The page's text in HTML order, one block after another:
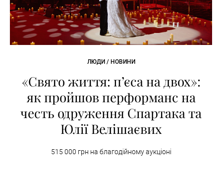
ЛЮДИ / НОВИНИ
«Свято життя: п’єса на двох»:
як пройшов перформанс на
честь одруження Спартака та
Юлії Велішаєвих
515 000 грн на благодійному аукціоні